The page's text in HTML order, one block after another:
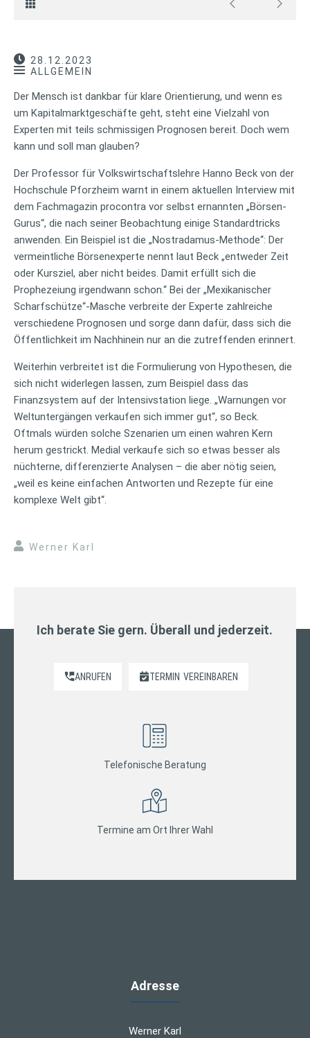
28.12.2023
ALLGEMEIN
Der Mensch ist dankbar für klare Orientierung, und wenn es
um Kapitalmarktgeschäfte geht, steht eine Vielzahl von
Experten mit teils schmissigen Prognosen bereit. Doch wem
kann und soll man glauben?
Der Professor für Volkswirtschaftslehre Hanno Beck von der
Hochschule Pforzheim warnt in einem aktuellen Interview mit
dem Fachmagazin procontra vor selbst ernannten „Börsen-
Gurus“, die nach seiner Beobachtung einige Standardtricks
anwenden. Ein Beispiel ist die „Nostradamus-Methode“: Der
vermeintliche Börsenexperte nennt laut Beck „entweder Zeit
oder Kursziel, aber nicht beides. Damit erfüllt sich die
Prophezeiung irgendwann schon.“ Bei der „Mexikanischer
Scharfschütze“-Masche verbreite der Experte zahlreiche
verschiedene Prognosen und sorge dann dafür, dass sich die
Öffentlichkeit im Nachhinein nur an die zutreffenden erinnert.
Weiterhin verbreitet ist die Formulierung von Hypothesen, die
sich nicht widerlegen lassen, zum Beispiel dass das
Finanzsystem auf der Intensivstation liege. „Warnungen vor
Weltuntergängen verkaufen sich immer gut“, so Beck.
Oftmals würden solche Szenarien um einen wahren Kern
herum gestrickt. Medial verkaufe sich so etwas besser als
nüchterne, differenzierte Analysen – die aber nötig seien,
„weil es keine einfachen Antworten und Rezepte für eine
komplexe Welt gibt“.
Werner Karl
Ich berate Sie gern. Überall und jederzeit.
ANRUFEN TERMIN VEREINBAREN
Telefonische Beratung
Termine am Ort Ihrer Wahl
Adresse
Werner Karl